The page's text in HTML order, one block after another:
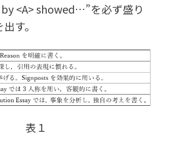
by <A> showed…”を必ず盛り
す。
表１